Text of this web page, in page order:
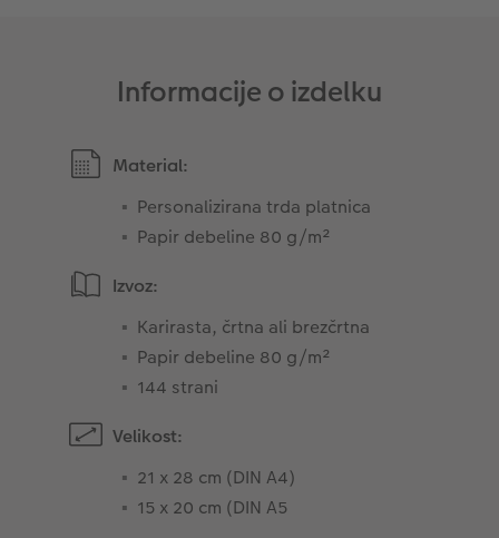
Informacije o izdelku
Material:
Personalizirana trda platnica
Papir debeline 80 g/m²
Izvoz:
Karirasta, črtna ali brezčrtna
Papir debeline 80 g/m²
144 strani
Velikost:
21 x 28 cm (DIN A4)
15 x 20 cm (DIN A5